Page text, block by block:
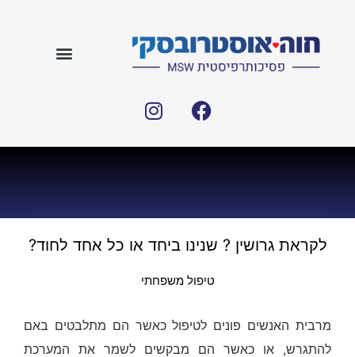
לקראת גרושין ? שנינו ביחד או כל אחד לחוד?
טיפול משפחתי
מרבית האנשים פונים לטיפול כאשר הם מתלבטים באם
להתגרש, או כאשר הם מבקשים לשמר את המערכת